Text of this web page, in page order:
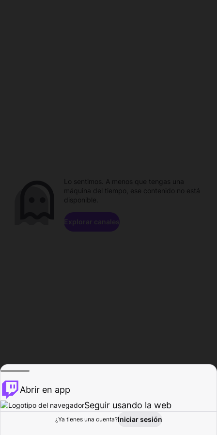
Explorar Actividad
Lo sentimos. A menos que tengas una
máquina del tiempo, ese contenido no está
disponible.
Explorar canales
Abrir en app
Seguir usando la web
¿Ya tienes una cuenta?Iniciar sesión